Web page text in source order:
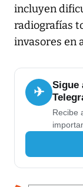
incluyen
radiografías
invasores en
✈
Sigue
Recibe